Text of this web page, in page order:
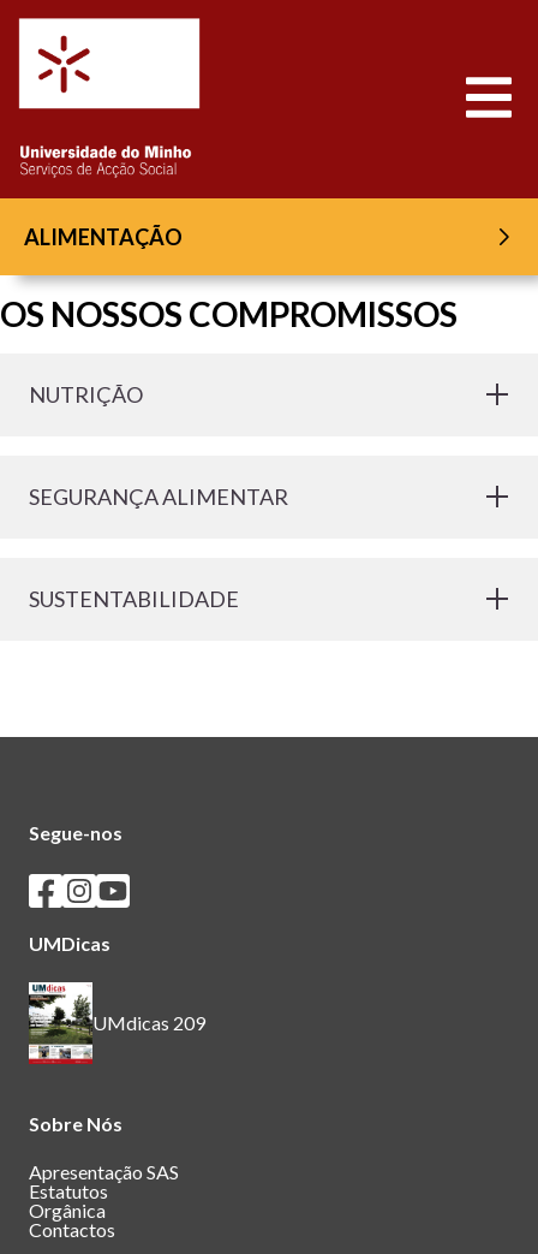
Saltar para o conteúdo
ALIMENTAÇÃO
OS NOSSOS COMPROMISSOS
NUTRIÇÃO
SEGURANÇA ALIMENTAR
SUSTENTABILIDADE
Segue-nos
Seguir os SASUM no Facebook
Seguir os SASUM no Instagram
Seguir os SASUM no Youtube
UMDicas
UMdicas 209
Sobre Nós
Apresentação SAS
Estatutos
Orgânica
Contactos